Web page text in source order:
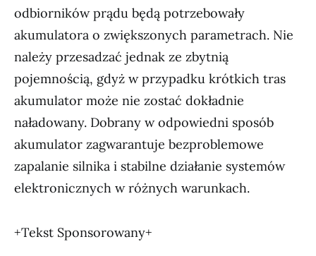
odbiorników prądu będą potrzebowały
akumulatora o zwiększonych parametrach. Nie
należy przesadzać jednak ze zbytnią
pojemnością, gdyż w przypadku krótkich tras
akumulator może nie zostać dokładnie
naładowany. Dobrany w odpowiedni sposób
akumulator zagwarantuje bezproblemowe
zapalanie silnika i stabilne działanie systemów
elektronicznych w różnych warunkach.
+Tekst Sponsorowany+